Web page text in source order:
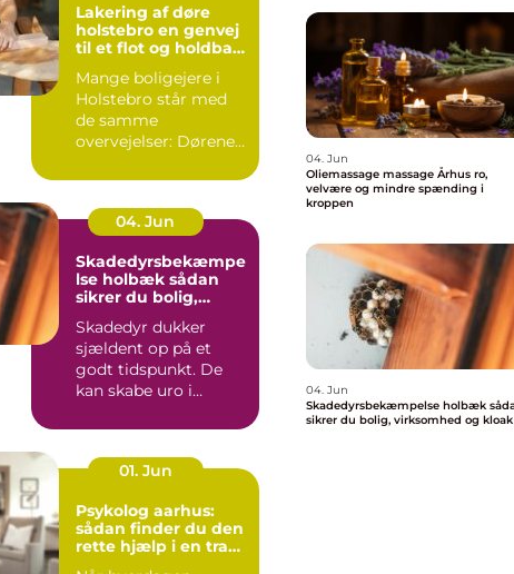
Lakering af døre
holstebro en genvej
til et flot og holdbart
Mange boligejere i
Holstebro står med
de samme
overvejelser: Dørene
umoderne, o...
04. Jun
Skadedyrsbekæmpe
lse holbæk sådan
sikrer du bolig,
Skadedyr dukker
sjældent op på et
godt tidspunkt. De
kan skabe uro i
skader på ...
01. Jun
Psykolog aarhus:
sådan finder du den
rette hjælp i en travl
04. Jun
Oliemassage massage Århus ro,
velvære og mindre spænding i
kroppen
04. Jun
Skadedyrsbekæmpelse holbæk sådan
sikrer du bolig, virksomhed og kloak